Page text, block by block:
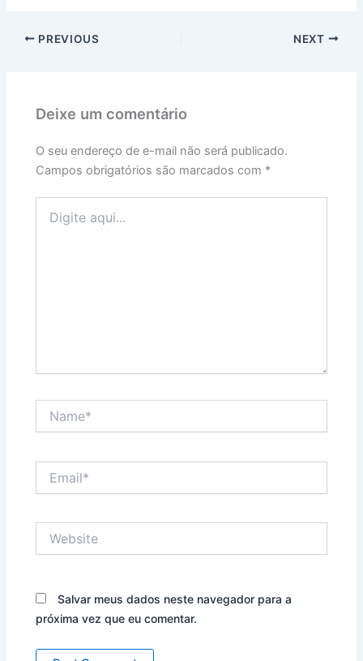
PREVIOUS NEXT
Deixe um comentário
O seu endereço de e-mail não será publicado.
Campos obrigatórios são marcados com *
aqui...
Salvar meus dados neste navegador para a
próxima vez que eu comentar.